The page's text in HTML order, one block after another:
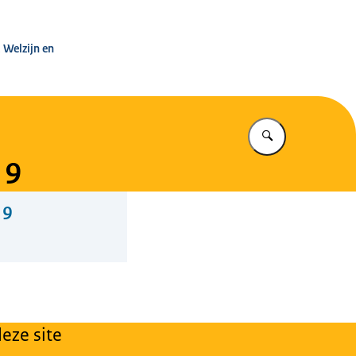
en
Vul in wat u
site